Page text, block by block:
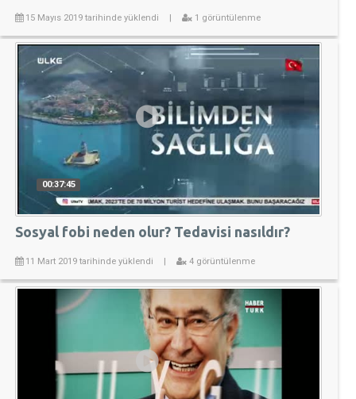
15 Mayıs 2019 tarihinde yüklendi | 1 görüntülenme
00:37:45
Sosyal fobi neden olur? Tedavisi nasıldır?
11 Mart 2019 tarihinde yüklendi 4 görüntülenme